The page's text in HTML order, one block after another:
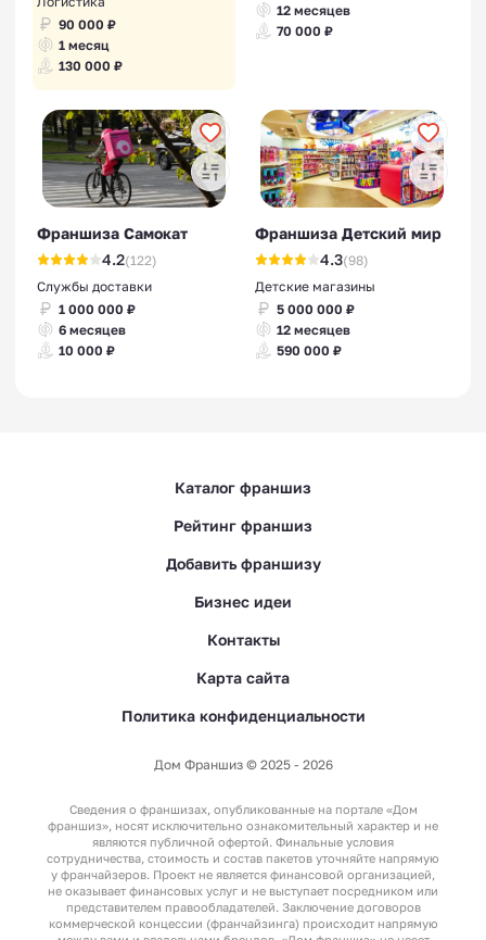
90 000 ₽
1 месяц
130 000 ₽
12 месяцев
70 000 ₽
Франшиза Самокат
4.2(122)
Службы доставки
1 000 000 ₽
6 месяцев
10 000 ₽
Франшиза Детский мир
4.3(98)
Детские магазины
5 000 000 ₽
12 месяцев
590 000 ₽
Каталог франшиз
Рейтинг франшиз
Добавить франшизу
Бизнес идеи
Контакты
Карта сайта
Политика конфиденциальности
Дом Франшиз © 2025 - 2026